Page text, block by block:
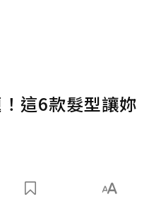
這6款髮型讓妳